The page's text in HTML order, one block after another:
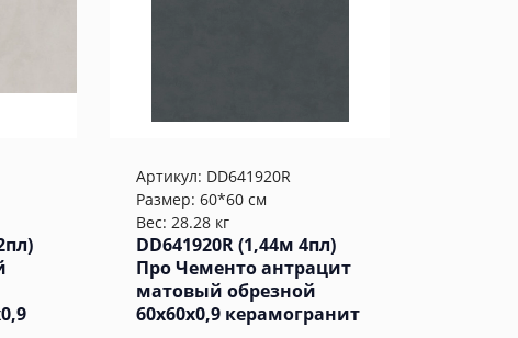
Артикул: DD641920R
Размер: 60*60 см
Вес: 28.28 кг
DD641920R (1,44м 4пл)
Про Чементо антрацит
матовый обрезной
60x60x0,9 керамогранит